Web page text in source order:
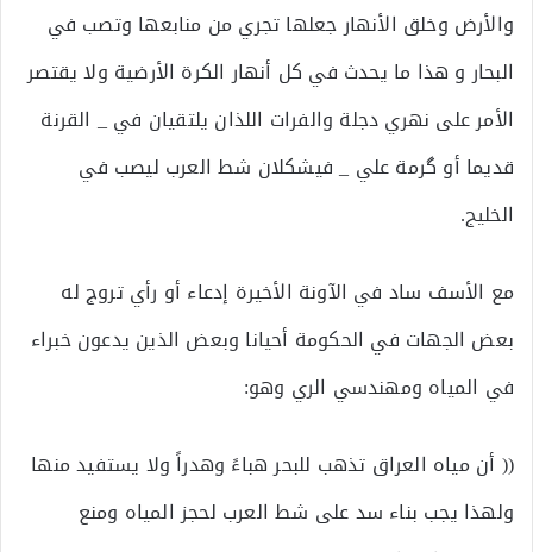
والأرض وخلق الأنهار جعلها تجري من منابعها وتصب في
البحار و هذا ما يحدث في كل أنهار الكرة الأرضية ولا يقتصر
الأمر على نهري دجلة والفرات اللذان يلتقيان في _ القرنة
قديما أو گرمة علي _ فيشكلان شط العرب ليصب في
الخليج.
مع الأسف ساد في الآونة الأخيرة إدعاء أو رأي تروج له
بعض الجهات في الحكومة أحيانا وبعض الذين يدعون خبراء
في المياه ومهندسي الري وهو:
(( أن مياه العراق تذهب للبحر هباءً وهدراً ولا يستفيد منها
ولهذا يجب بناء سد على شط العرب لحجز المياه ومنع